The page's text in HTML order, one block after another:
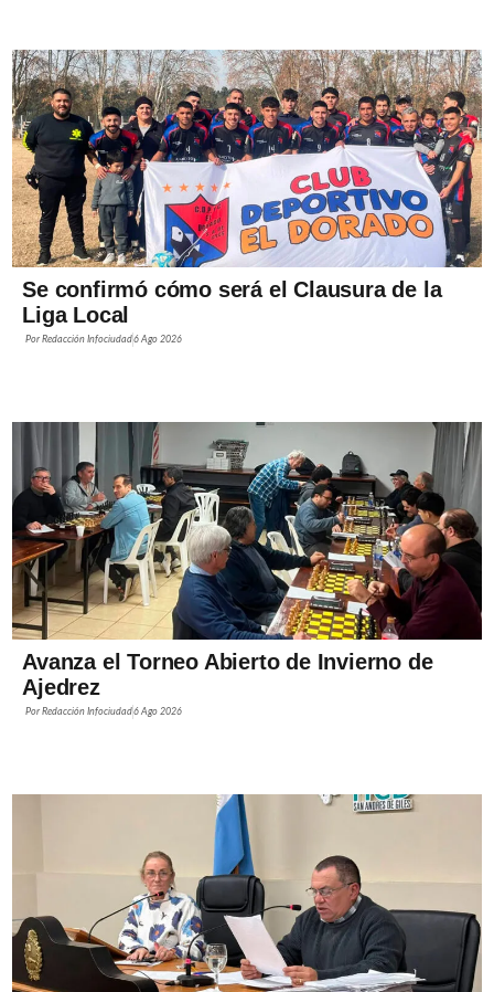
Se confirmó cómo será el Clausura de la
Liga Local
PorRedacción Infociudad6 Ago 2026
Avanza el Torneo Abierto de Invierno de
Ajedrez
PorRedacción Infociudad6 Ago 2026